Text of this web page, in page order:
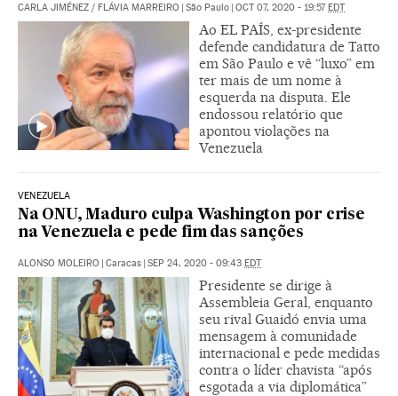
CARLA JIMÉNEZ / FLÁVIA MARREIRO | São Paulo | OCT 07, 2020 - 19:57EDT
Ao EL PAÍS, ex-presidente
defende candidatura de Tatto
em São Paulo e vê “luxo” em
ter mais de um nome à
esquerda na disputa. Ele
endossou relatório que
apontou violações na
Venezuela
VENEZUELA
Na ONU, Maduro culpa Washington por crise
na Venezuela e pede fim das sanções
ALONSO MOLEIRO | Caracas | SEP 24, 2020 - 09:43 EDT
Presidente se dirige à
Assembleia Geral, enquanto
seu rival Guaidó envia uma
mensagem à comunidade
internacional e pede medidas
contra o líder chavista “após
esgotada a via diplomática”